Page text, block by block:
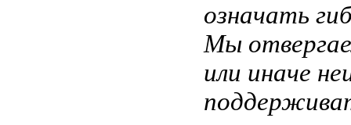
означать
Мы
или иначе